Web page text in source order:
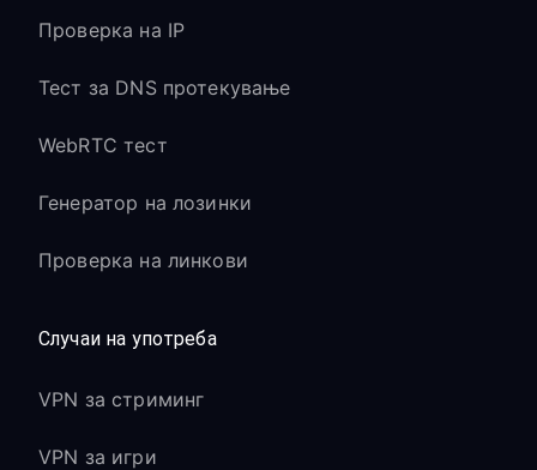
Проверка на IP
Тест за DNS протекување
WebRTC тест
Генератор на лозинки
Проверка на линкови
Случаи на употреба
VPN за стриминг
VPN за игри